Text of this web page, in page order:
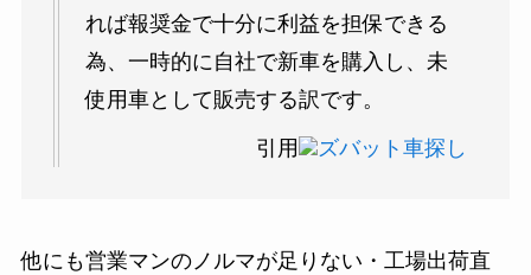
れば報奨金で十分に利益を担保できる
為、一時的に自社で新車を購入し、未
使用車として販売する訳です。
引用 ズバット車探し
他にも営業マンのノルマが足りない・工場出荷直